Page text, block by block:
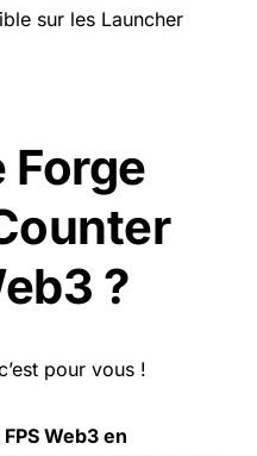
sur les Launcher
Forge
?
pour vous !
Web3 en